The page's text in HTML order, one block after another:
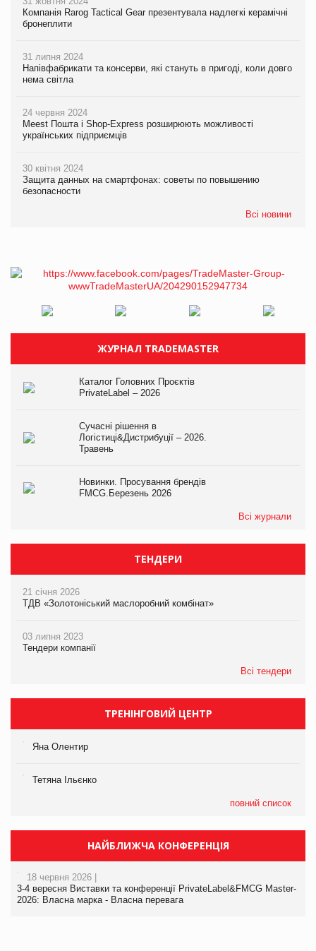
Компанія Rarog Tactical Gear презентувала надлегкі керамічні
бронеплити
31 липня 2024
Напівфабрикати та консерви, які стануть в пригоді, коли довго
нема світла
24 червня 2024
Meest Пошта і Shop-Express розширюють можливості
українських підприємців
30 квітня 2024
Защита данных на смартфонах: советы по повышению
безопасности
Всі новини
ЖУРНАЛ TRADEMASTER
Каталог Головних Проєктів
PrivateLabel – 2026
Сучасні рішення в
Логістиці&Дистрибуції – 2026.
Травень
Новинки. Просування брендів
FMCG.Березень 2026
Всі журнали
ТЕНДЕРИ
21 січня 2026
ТДВ «Золотоніський маслоробний комбінат»
03 липня 2023
Тендери компанії
Всі тендери
ТРЕНІНГОВИЙ ЦЕНТР
Яна Олентир
Тетяна Ільєнко
повний список
НАЙБЛИЖЧА КОНФЕРЕНЦІЯ
18 червня 2026 |
3-4 вересня Виставки та конференції PrivateLabel&FMCG Master-
2026: Власна марка - Власна перевага